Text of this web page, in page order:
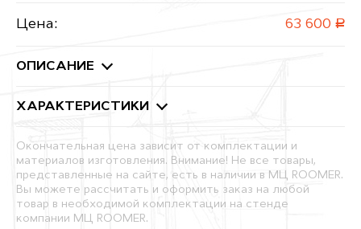
Цена: 63 600 руб.
ОПИСАНИЕ
ХАРАКТЕРИСТИКИ
Окончательная цена зависит от комплектации и
материалов изготовления. Внимание! Не все товары,
представленные на сайте, есть в наличии в МЦ ROOMER.
Вы можете рассчитать и оформить заказ на любой
товар в необходимой комплектации на стенде
компании МЦ ROOMER.